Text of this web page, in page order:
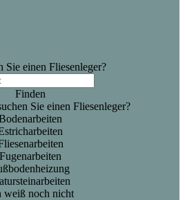
Sie einen Fliesenleger?
Finden
Sie einen Fliesenleger?
Fugenarbeiten
weiß noch nicht